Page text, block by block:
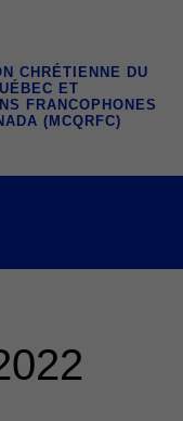
CHRÉTIENNE DU
ET
FRANCOPHONES
(MCQRFC)